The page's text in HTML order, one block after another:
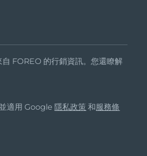
FOREO 的行銷資訊。您還瞭解
適用 Google隱私政策 和服務條